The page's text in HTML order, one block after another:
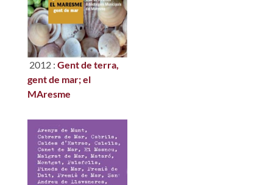
2012 : Gent de terra,
gent de mar; el
MAresme